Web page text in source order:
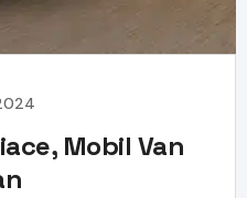
Mobil Van